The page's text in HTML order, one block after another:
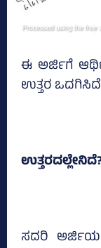
ಈ ಅರ್ಜಿಗೆ
ಉತ್ತರ
ಸದರಿ